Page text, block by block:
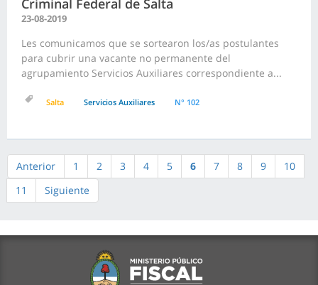
Criminal Federal de Salta
23-08-2019
Les comunicamos que se sortearon los/as postulantes
para cubrir una vacante no permanente del
agrupamiento Servicios Auxiliares correspondiente a...
Salta Servicios Auxiliares N° 102
Anterior 1 2 3 4 5 6 7 8 9
10
11
Siguiente